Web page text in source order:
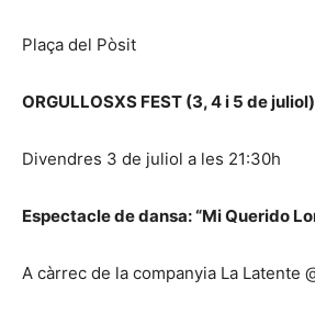
Plaça del Pòsit
ORGULLOSXS FEST (3, 4 i 5 de juliol)
Divendres 3 de juliol a les 21:30h
Espectacle de dansa: “Mi Querido
A càrrec de la companyia La Latente